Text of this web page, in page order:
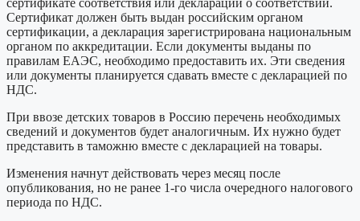
Сертификат должен быть выдан российским органом
сертификации, а декларация зарегистрирована национальным
органом по аккредитации. Если документы выданы по
правилам ЕАЭС, необходимо предоставить их. Эти сведения
или документы планируется сдавать вместе с декларацией по
НДС.
При ввозе детских товаров в Россию перечень необходимых
сведений и документов будет аналогичным. Их нужно будет
представить в таможню вместе с декларацией на товары.
Изменения начнут действовать через месяц после
опубликования, но не ранее 1-го числа очередного налогового
периода по НДС.